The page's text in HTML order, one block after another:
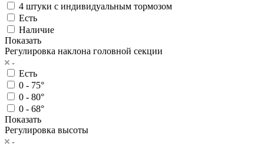
4 штуки с индивидуальным тормозом
Есть
Наличие
Показать
Регулировка наклона головной секции
Есть
0 - 75°
0 - 80°
0 - 68°
Показать
Регулировка высоты